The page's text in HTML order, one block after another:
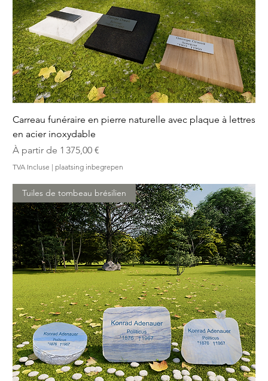
Carreau funéraire en pierre naturelle avec plaque à lettres
en acier inoxydable
À partir de 1 375,00 €
Prix promotionnel
TVA Incluse | plaatsing inbegrepen
Tuiles de tombeau brésilien